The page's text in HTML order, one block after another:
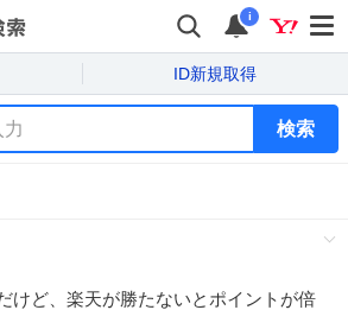
i
ID新規取得
検索
けど、楽天が勝たないとポイントが倍